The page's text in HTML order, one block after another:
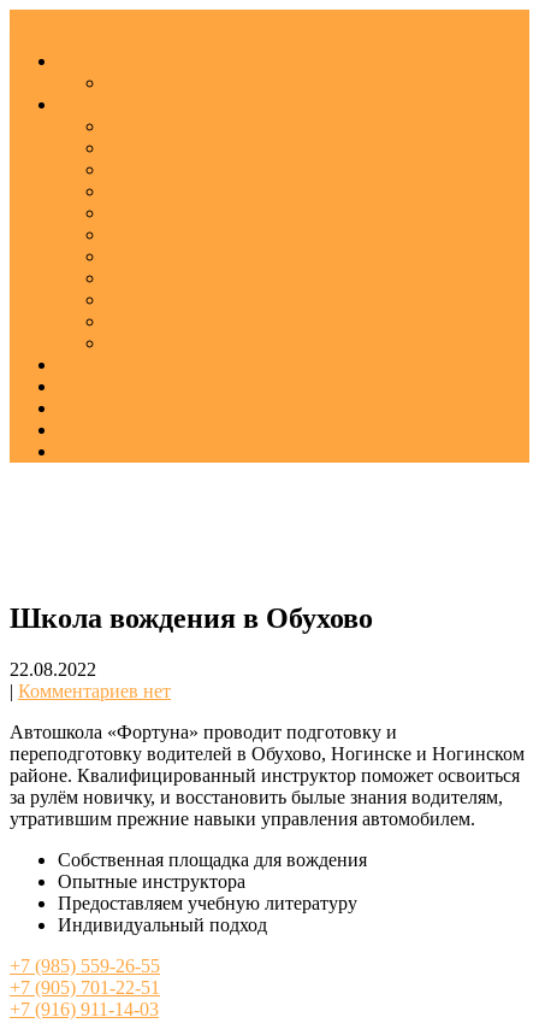
Автошкола Фортуна
Ногинский район, Обухово
Школа вождения в Обухово
22.08.2022
| Комментариев нет
Автошкола «Фортуна» проводит подготовку и
переподготовку водителей в Обухово, Ногинске и Ногинском
районе. Квалифицированный инструктор поможет освоиться
за рулём новичку, и восстановить былые знания водителям,
утратившим прежние навыки управления автомобилем.
Собственная площадка для вождения
Опытные инструктора
Предоставляем учебную литературу
Индивидуальный подход
+7 (985) 559-26-55
+7 (905) 701-22-51
+7 (916) 911-14-03